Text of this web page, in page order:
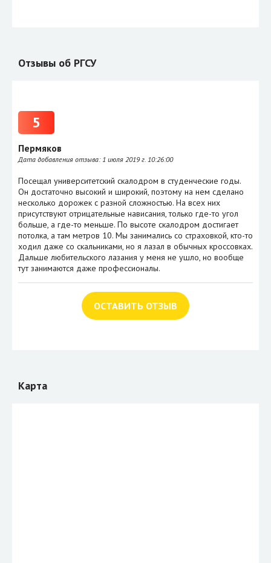
Отзывы об РГСУ
Пермяков
Дата добавления отзыва:1 июля 2019 г. 10:26:00
5
Посещал университетский скалодром в студенческие годы.
Он достаточно высокий и широкий, поэтому на нем сделано
несколько дорожек с разной сложностью. На всех них
присутствуют отрицательные нависания, только где-то угол
больше, а где-то меньше. По высоте скалодром достигает
потолка, а там метров 10. Мы занимались со страховкой, кто-то
ходил даже со скальниками, но я лазал в обычных кроссовках.
Дальше любительского лазания у меня не ушло, но вообще
тут занимаются даже профессионалы.
ОСТАВИТЬ ОТЗЫВ
Карта